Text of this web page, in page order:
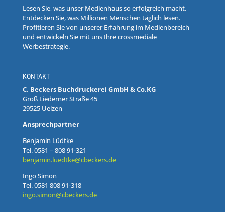
Lesen Sie, was unser Medienhaus so erfolgreich macht.
Entdecken Sie, was Millionen Menschen täglich lesen.
Profitieren Sie von unserer Erfahrung im Medienbereich
und entwickeln Sie mit uns Ihre crossmediale
Werbestrategie.
KONTAKT
C. Beckers Buchdruckerei GmbH & Co.KG
Groß Liederner Straße 45
29525 Uelzen
Ansprechpartner
Benjamin Lüdtke
Tel. 0581 – 808 91-321
benjamin.luedtke@cbeckers.de
Ingo Simon
Tel. 0581 808 91-318
ingo.simon@cbeckers.de